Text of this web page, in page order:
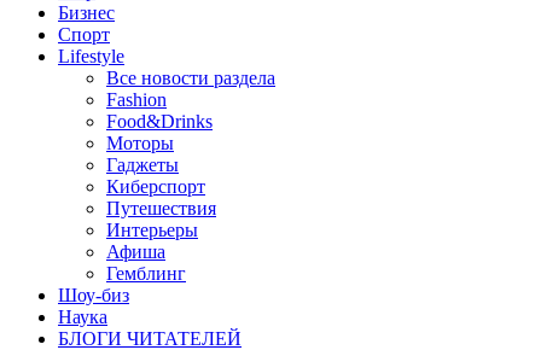
Бизнес
Спорт
Lifestyle
Все новости раздела
Fashion
Food&Drinks
Моторы
Гаджеты
Киберспорт
Путешествия
Интерьеры
Афиша
Гемблинг
Шоу-биз
Наука
БЛОГИ ЧИТАТЕЛЕЙ